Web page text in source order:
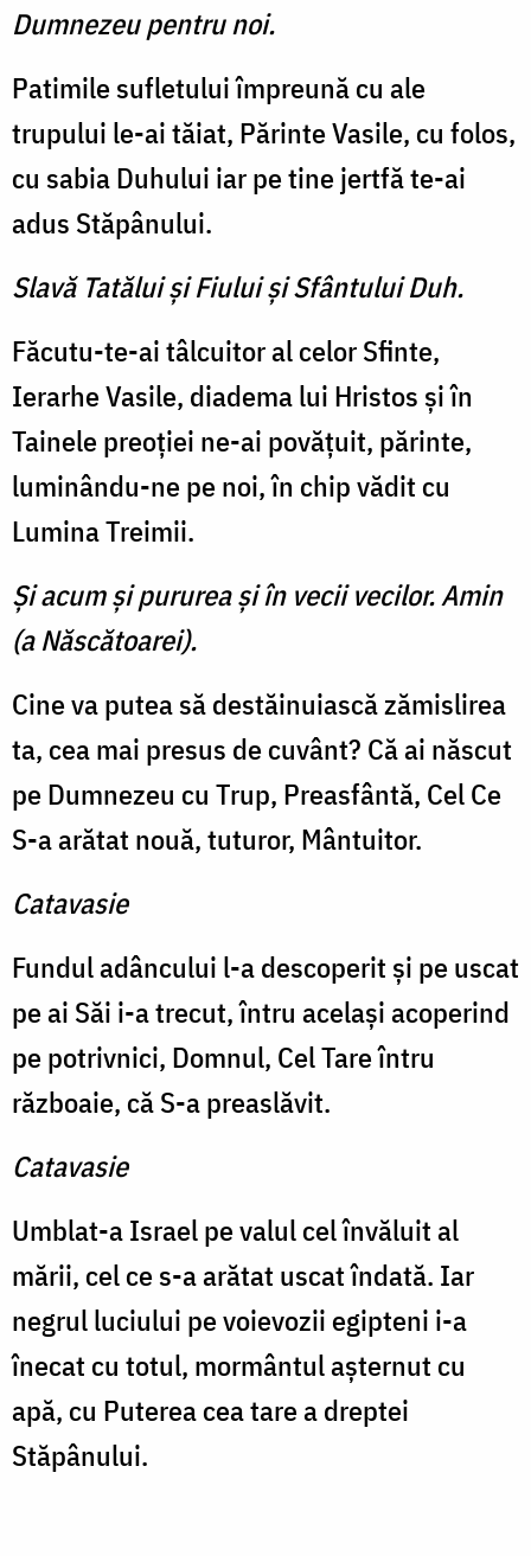
Dumnezeu pentru noi.
Patimile sufletului împreună cu ale
trupului le-ai tăiat, Părinte Vasile, cu folos,
cu sabia Duhului iar pe tine jertfă te-ai
adus Stăpânului.
Slavă Tatălui şi Fiului şi Sfântului Duh.
Făcutu-te-ai tâlcuitor al celor Sfinte,
Ierarhe Vasile, diadema lui Hristos şi în
Tainele preoţiei ne-ai povăţuit, părinte,
luminându-ne pe noi, în chip vădit cu
Lumina Treimii.
Şi acum şi pururea şi în vecii vecilor. Amin
(a Născătoarei).
Cine va putea să destăinuiască zămislirea
ta, cea mai presus de cuvânt? Că ai născut
pe Dumnezeu cu Trup, Preasfântă, Cel Ce
S-a arătat nouă, tuturor, Mântuitor.
Catavasie
Fundul adâncului l-a descoperit şi pe uscat
pe ai Săi i-a trecut, întru acelaşi acoperind
pe potrivnici, Domnul, Cel Tare întru
războaie, că S-a preaslăvit.
Catavasie
Umblat-a Israel pe valul cel învăluit al
mării, cel ce s-a arătat uscat îndată. Iar
negrul luciului pe voievozii egipteni i-a
înecat cu totul, mormântul aşternut cu
apă, cu Puterea cea tare a dreptei
Stăpânului.